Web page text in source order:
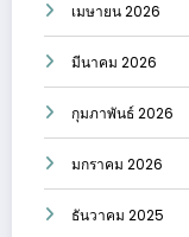
เมษายน 2026
มีนาคม 2026
กุมภาพันธ์ 2026
มกราคม 2026
ธันวาคม 2025